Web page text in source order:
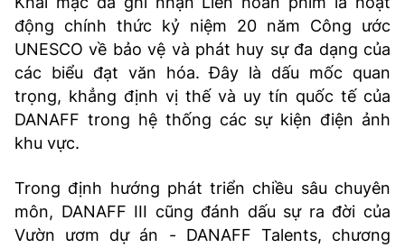
động chính thức kỷ niệm 20 năm Công ước
UNESCO về bảo vệ và phát huy sự đa dạng của
các biểu đạt văn hóa. Đây là dấu mốc quan
trọng, khẳng định vị thế và uy tín quốc tế của
DANAFF trong hệ thống các sự kiện điện ảnh
khu vực.
Trong định hướng phát triển chiều sâu chuyên
môn, DANAFF III cũng đánh dấu sự ra đời của
Vườn ươm dự án - DANAFF Talents, chương